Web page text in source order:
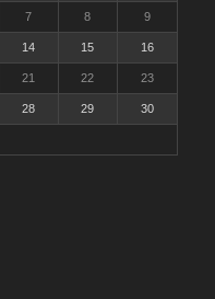
7 8 9
14 15 16
21 22 23
28 29 30